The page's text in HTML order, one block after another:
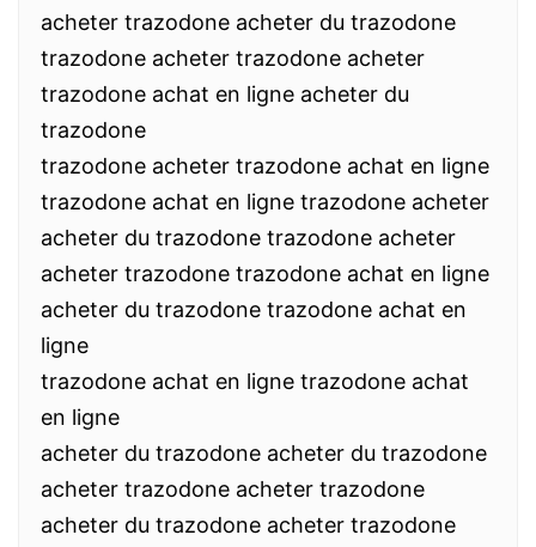
acheter trazodone acheter du trazodone
trazodone acheter trazodone acheter
trazodone achat en ligne acheter du
trazodone
trazodone acheter trazodone achat en ligne
trazodone achat en ligne trazodone acheter
acheter du trazodone trazodone acheter
acheter trazodone trazodone achat en ligne
acheter du trazodone trazodone achat en
ligne
trazodone achat en ligne trazodone achat
en ligne
acheter du trazodone acheter du trazodone
acheter trazodone acheter trazodone
acheter du trazodone acheter trazodone